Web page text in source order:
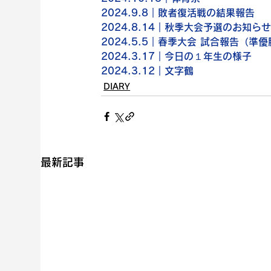
2024.9.8｜敗者復活戦の結果報告
2024.8.14｜秋季大会予選のお知らせ
2024.5.5｜春季大会 試合報告（準優
2024.3.17｜今日の１年生の様子
2024.3.12｜文字鶴
DIARY
最新記事